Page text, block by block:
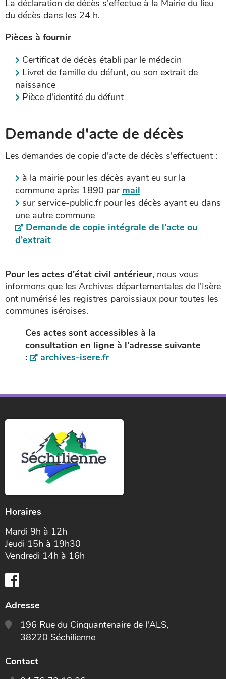
La déclaration de décès s'effectue à la Mairie du lieu
du décès dans les 24 h.
Pièces à fournir
Certificat de décès établi par le médecin
Livret de famille du défunt, ou son extrait de
naissance
Pièce d'identité du défunt
Demande d'acte de décès
Les demandes de copie d'acte de décès s'effectuent :
à la mairie pour les décès ayant eu sur la
commune après 1890 par mail
sur service-public.fr pour les décès ayant eu dans
une autre commune
Demande de copie intégrale de l'acte ou
d'extrait
Pour les actes d'état civil antérieur, nous vous
informons que les Archives départementales de l'Isère
ont numérisé les registres paroissiaux pour toutes les
communes iséroises.
Ces actes sont accessibles à la
consultation en ligne à l'adresse suivante
:
archives-isere.fr
Horaires
Mardi 9h à 12h
Jeudi 15h à 19h30
Vendredi 14h à 16h
Adresse
196 Rue du Cinquantenaire de l'ALS,
38220 Séchilienne
Contact